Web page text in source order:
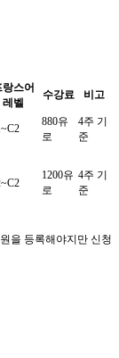
랑스어
레벨
수강료 비고
880유
로
4주 기
준
1200유
로
4주 기
준
을 등록해야지만 신청